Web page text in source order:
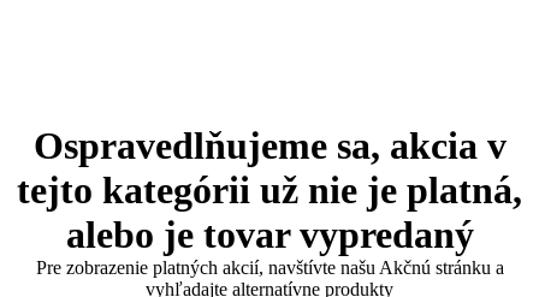
Ospravedlňujeme sa, akcia v
tejto kategórii už nie je platná,
alebo je tovar vypredaný
Pre zobrazenie platných akcií, navštívte našu Akčnú stránku a
vyhľadajte alternatívne produkty